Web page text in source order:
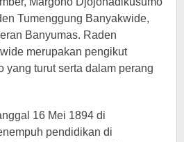
Tumenggung Banyakwide,
Banyumas. Raden
merupakan pengikut
yang turut serta dalam perang
16 Mei 1894 di
pendidikan di